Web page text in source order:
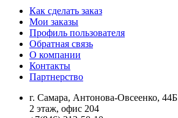
Как сделать заказ
Мои заказы
Профиль пользователя
Обратная связь
О компании
Контакты
Партнерство
г. Самара, Антонова-Овсеенко, 44Б
2 этаж, офис 204